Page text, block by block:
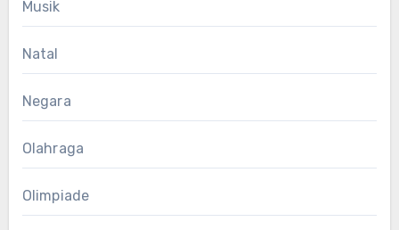
Musik
Natal
Negara
Olahraga
Olimpiade